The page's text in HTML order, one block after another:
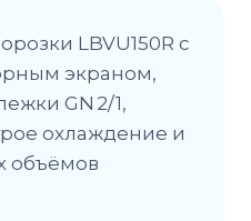
LBVU150R с
экраном,
GN 2/1,
охлаждение и
объёмов